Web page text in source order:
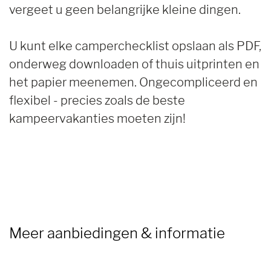
vergeet u geen belangrijke kleine dingen.
U kunt elke camperchecklist opslaan als PDF,
onderweg downloaden of thuis uitprinten en
het papier meenemen. Ongecompliceerd en
flexibel - precies zoals de beste
kampeervakanties moeten zijn!
Meer aanbiedingen & informatie